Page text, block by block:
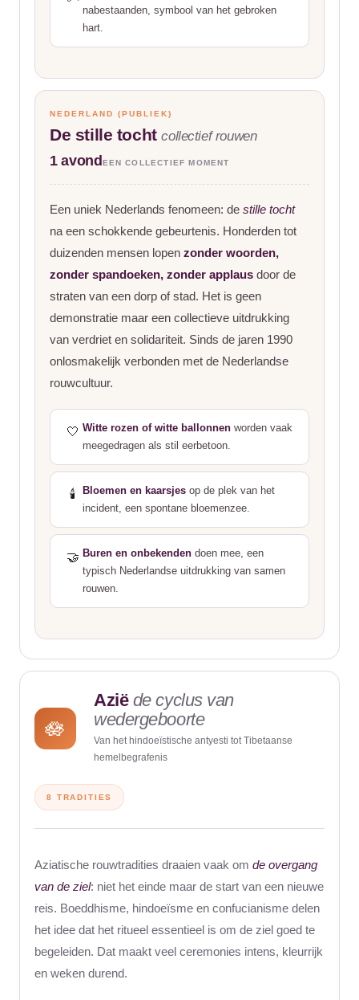
nabestaanden, symbool van het gebroken
hart.
NEDERLAND (PUBLIEK)
De stille tochtcollectief rouwen
1 avondEEN COLLECTIEF MOMENT
Een uniek Nederlands fenomeen: de stille tocht
na een schokkende gebeurtenis. Honderden tot
duizenden mensen lopen zonder woorden,
zonder spandoeken, zonder applaus door de
straten van een dorp of stad. Het is geen
demonstratie maar een collectieve uitdrukking
van verdriet en solidariteit. Sinds de jaren 1990
onlosmakelijk verbonden met de Nederlandse
rouwcultuur.
🤍 Witte rozen of witte ballonnen worden vaak
meegedragen als stil eerbetoon.
🕯️ Bloemen en kaarsjes op de plek van het
incident, een spontane bloemenzee.
🤝 Buren en onbekenden doen mee, een
typisch Nederlandse uitdrukking van samen
rouwen.
🪷
Azië de cyclus van
wedergeboorte
Van het hindoeïstische antyesti tot Tibetaanse
hemelbegrafenis
8 TRADITIES
Aziatische rouwtradities draaien vaak om de overgang
van de ziel: niet het einde maar de start van een nieuwe
reis. Boeddhisme, hindoeïsme en confucianisme delen
het idee dat het ritueel essentieel is om de ziel goed te
begeleiden. Dat maakt veel ceremonies intens, kleurrijk
en weken durend.